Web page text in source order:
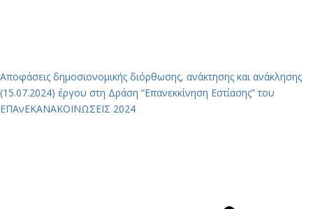
Αποφάσεις δημοσιονομικής διόρθωσης, ανάκτησης και ανάκλησης
(15.07.2024) έργου στη Δράση “Επανεκκίνηση Εστίασης” του
ΕΠΑνΕΚΑΝΑΚΟΙΝΩΣΕΙΣ 2024